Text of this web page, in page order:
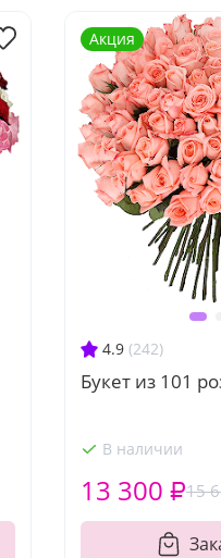
4.9 (242)
Букет из 101
В наличии
15
13 300 ₽
Акция